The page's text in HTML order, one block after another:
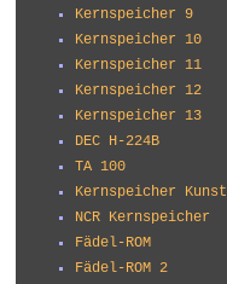
Kernspeicher 9
Kernspeicher 10
Kernspeicher 11
Kernspeicher 12
Kernspeicher 13
DEC H-224B
TA 100
Kernspeicher Kunst
NCR Kernspeicher
Fädel-ROM
Fädel-ROM 2